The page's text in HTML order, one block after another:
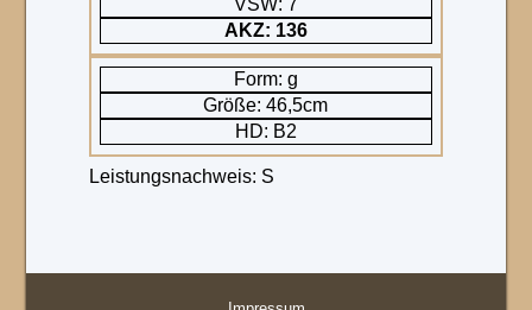
VSW: 7
AKZ: 136
Form: g
Größe: 46,5cm
HD: B2
Leistungsnachweis: S